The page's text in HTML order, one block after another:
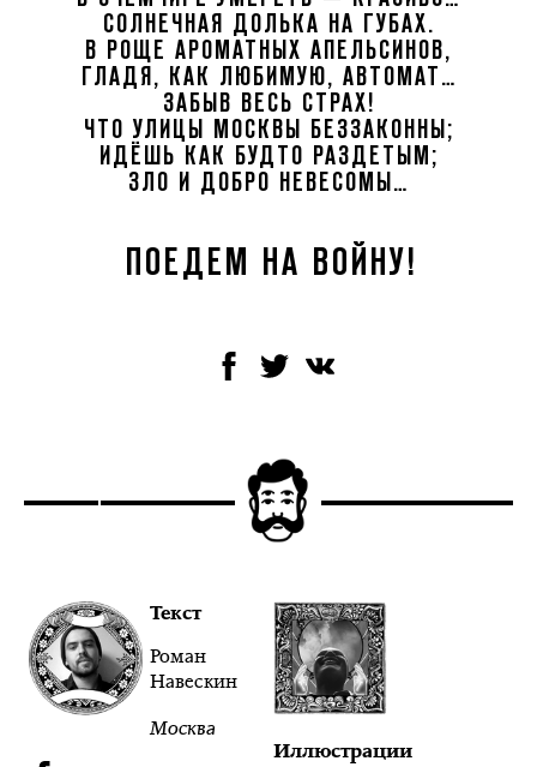
СОЛНЕЧНАЯ ДОЛЬКА НА ГУБАХ.
В РОЩЕ АРОМАТНЫХ АПЕЛЬСИНОВ,
ГЛАДЯ, КАК ЛЮБИМУЮ, АВТОМАТ…
ЗАБЫВ ВЕСЬ СТРАХ!
ЧТО УЛИЦЫ МОСКВЫ БЕЗЗАКОННЫ;
ИДЁШЬ КАК БУДТО РАЗДЕТЫМ;
ЗЛО И ДОБРО НЕВЕСОМЫ…
ПОЕДЕМ НА ВОЙНУ!
Текст
Роман
Навескин
Москва
Иллюстрации